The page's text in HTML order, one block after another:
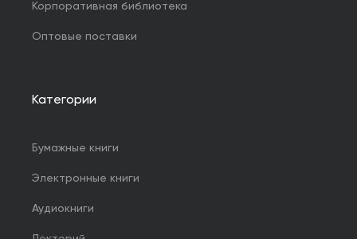
Корпоративная библиотека
Оптовые поставки
Категории
Бумажные книги
Электронные книги
Аудиокниги